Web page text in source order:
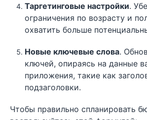
Таргетинговые настройки.
ограничения по возрасту и
охватить больше
Новые ключевые слова.
ключей, опираясь на данные
приложения, такие как
подзаголовки.
Чтобы правильно спланировать